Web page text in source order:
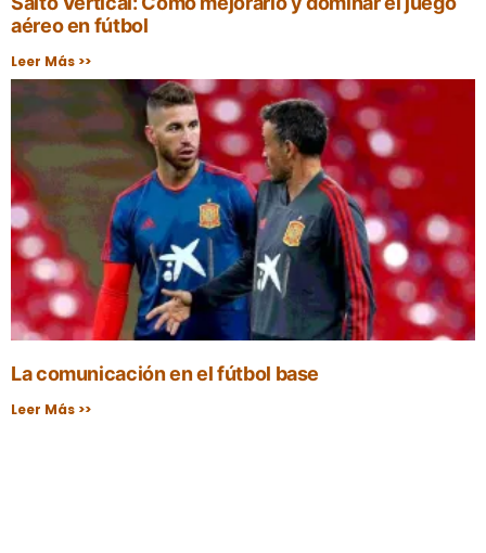
aéreo en fútbol
Leer Más >>
La comunicación en el fútbol base
Leer Más >>